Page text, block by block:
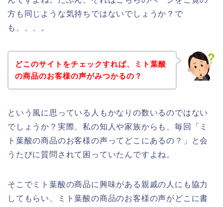
方も同じような気持ちではないでしょうか？で
も、、、。
どこのサイトをチェックすれば、ミト葉酸
の商品のお客様の声がみつかるの？
という風に思っている人もかなりの数いるのではない
でしょうか？実際、私の知人や家族からも、毎回「ミ
ト葉酸の商品のお客様の声ってどこにあるの？」と会
うたびに質問されて困っていたんですよね。
そこでミト葉酸の商品に興味がある親戚の人にも協力
してもらい、ミト葉酸の商品のお客様の声がどこに書